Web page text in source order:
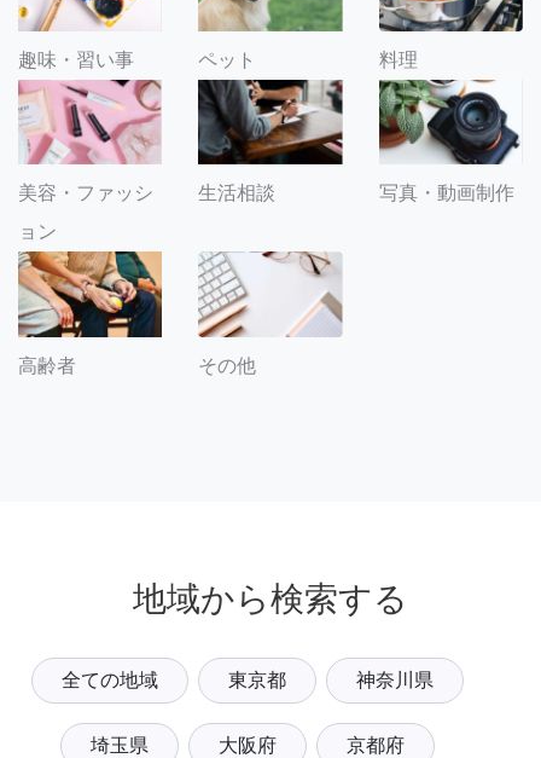
趣味・習い事 ペット 料理
美容・ファッシ
ョン
生活相談 写真・動画制作
高齢者 その他
地域から検索する
全ての地域 東京都 神奈川県
埼玉県 大阪府 京都府